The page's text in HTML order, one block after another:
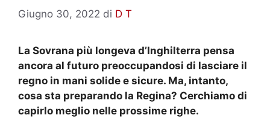
Giugno 30, 2022 di D T
La Sovrana più longeva d’Inghilterra pensa
ancora al futuro preoccupandosi di lasciare il
regno in mani solide e sicure. Ma, intanto,
cosa sta preparando la Regina? Cerchiamo di
capirlo meglio nelle prossime righe.